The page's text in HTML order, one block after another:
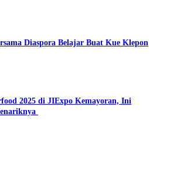
Diaspora Belajar Buat Kue Klepon
2025 di JIExpo Kemayoran, Ini